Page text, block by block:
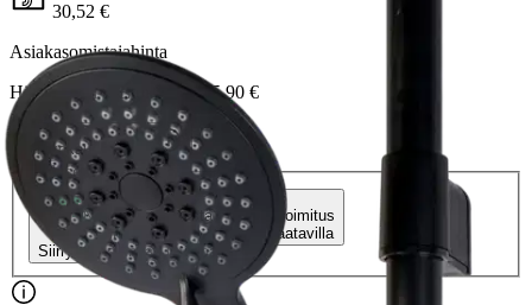
30,52 €
Asiakasomistajahinta
Hinta ilman S-Etukorttia: 35,90 €
Verkkokaupan hinta
Valitse toimitustapa
Nouto myymälästä
Ilmainen
Siirry valitsemaan myymälä
Toimitus
Ei saatavilla